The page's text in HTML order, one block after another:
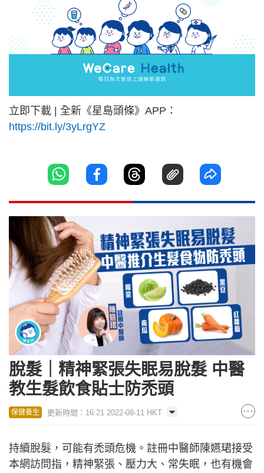
立即下載 | 全新《星島頭條》APP：
https://bit.ly/3yLrgYZ
脫髮｜精神緊張失眠易脫髮 中醫
教生髮飲食貼士防禿頭
保健養生 更新時間：16:21 2022-08-11 HKT
持續脫髮，可能有禿頭危機。註冊中醫師陳嬿珺接受
本網訪問指，精神緊張、壓力大、常失眠，也有機會